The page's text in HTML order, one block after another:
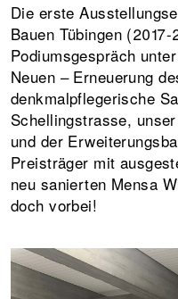
Die erste
Bauen Tübingen
Podiumsgespräch
Neuen – Erneuerung
denkmalpflegerische
Schellingstrasse,
und der
Preisträger mit
neu sanierten Mensa
doch vorbei!